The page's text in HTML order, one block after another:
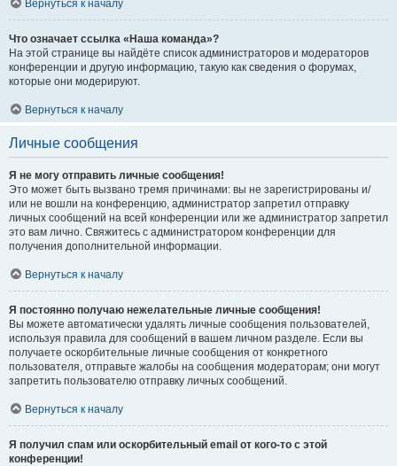
Вернуться к началу
Что означает ссылка «Наша команда»?
На этой странице вы найдёте список администраторов и модераторов
конференции и другую информацию, такую как сведения о форумах,
которые они модерируют.
Вернуться к началу
Личные сообщения
Я не могу отправить личные сообщения!
Это может быть вызвано тремя причинами: вы не зарегистрированы и/
или не вошли на конференцию, администратор запретил отправку
личных сообщений на всей конференции или же администратор запретил
это вам лично. Свяжитесь с администратором конференции для
получения дополнительной информации.
Вернуться к началу
Я постоянно получаю нежелательные личные сообщения!
Вы можете автоматически удалять личные сообщения пользователей,
используя правила для сообщений в вашем личном разделе. Если вы
получаете оскорбительные личные сообщения от конкретного
пользователя, отправьте жалобы на сообщения модераторам; они могут
запретить пользователю отправку личных сообщений.
Вернуться к началу
Я получил спам или оскорбительный email от кого-то с этой
конференции!